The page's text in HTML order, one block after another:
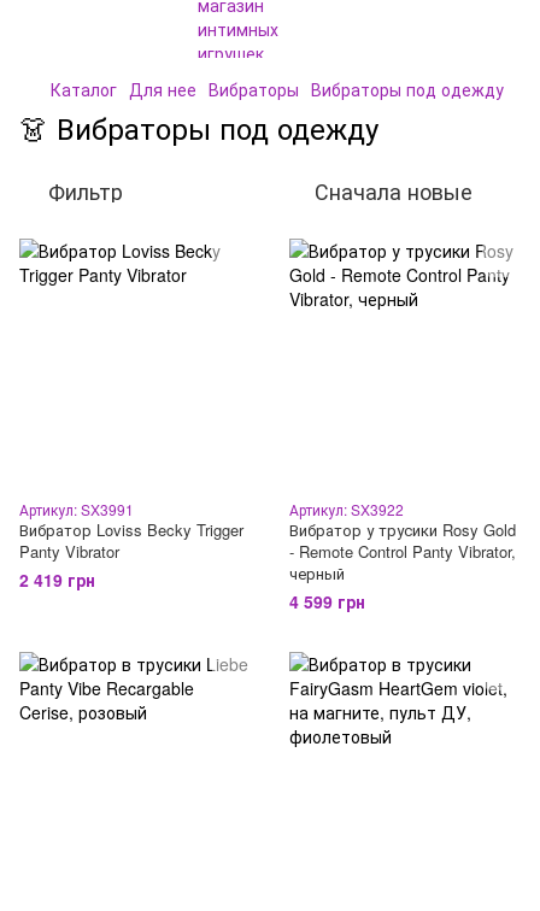
Каталог Для нее Вибраторы Вибраторы под одежду
👗 Вибраторы под одежду
Фильтр Сначала новые
Артикул: SX3991
Вибратор Loviss Becky Trigger
Panty Vibrator
2 419 грн
Артикул: SX3922
Вибратор у трусики Rosy Gold
- Remote Control Panty Vibrator,
черный
4 599 грн